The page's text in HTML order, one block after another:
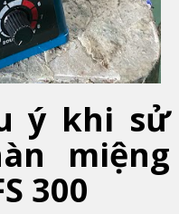
ý khi sử
miệng
300